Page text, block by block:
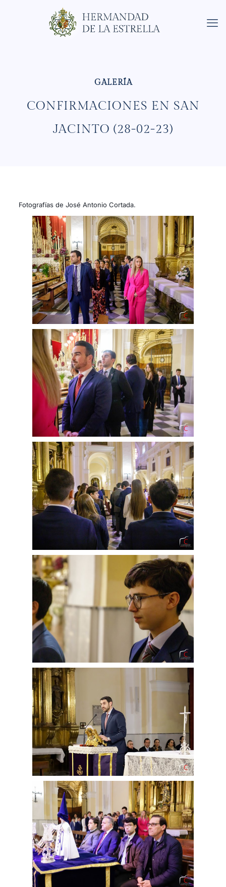
CONFIRMACIONES EN SAN
JACINTO (28-02-23)
Fotografías de José Antonio Cortada.